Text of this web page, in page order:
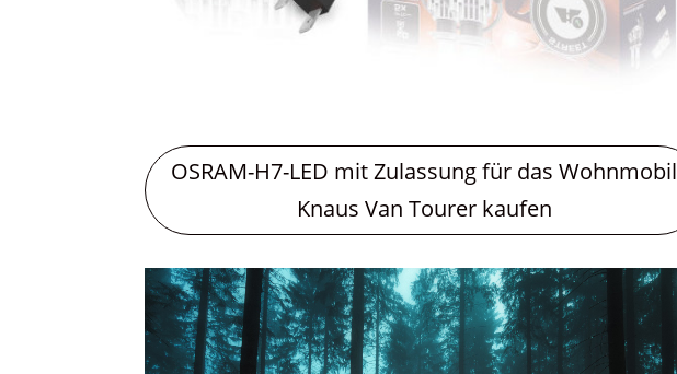
OSRAM-H7-LED mit Zulassung für das Wohnmobil
Knaus Van Tourer kaufen